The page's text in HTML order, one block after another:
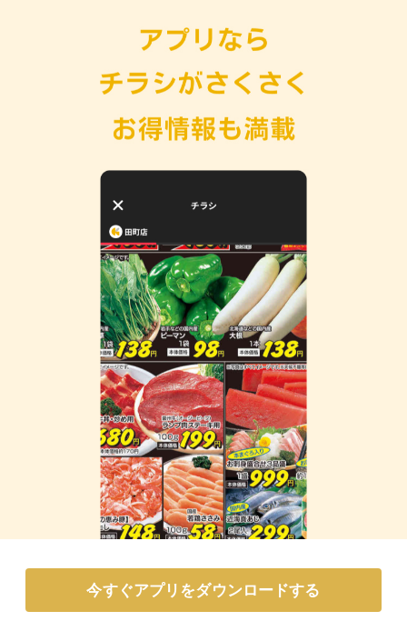
今すぐアプリをダウンロードする